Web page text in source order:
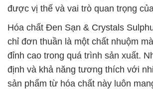
được vị thế và vai trò quan trọng
Hóa chất Ðen Sạn & Crystals
chỉ đơn thuần là một chất nhuộm
đỉnh cao trong quá trình sản xuất.
định và khả năng tương thích với
sản phẩm từ hóa chất này luôn